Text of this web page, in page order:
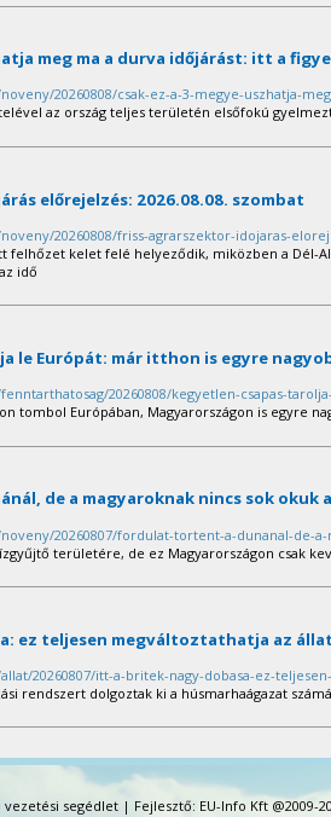
meg ma a durva időjárást: itt a
20260808/csak-ez-a-3-megye-uszhatja-
az ország teljes területén elsőfokú
előrejelzés: 2026.08.08. szombat
20260808/friss-agrarszektor-idojaras-
felhőzet kelet felé helyeződik, miközben a Dél-
idő
le Európát: már itthon is egyre
20260808/kegyetlen-csapas-
tombol Európában, Magyarországon is egyre
de a magyaroknak nincs sok okuk
20260807/fordulat-tortent-a-dunanal-de-
területére, de ez Magyarországon csak
ez teljesen megváltoztathatja az
20260807/itt-a-britek-nagy-dobasa-ez-
rendszert dolgoztak ki a húsmarhaágazat
vezetési segédlet | Fejlesztő: EU-Info Kft